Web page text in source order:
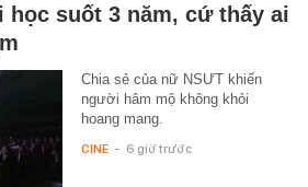
suốt 3 năm, cứ thấy ai
Chia sẻ của nữ NSƯT khiến
người hâm mộ không khỏi
hoang mang.
CINE - 6 giờ trước